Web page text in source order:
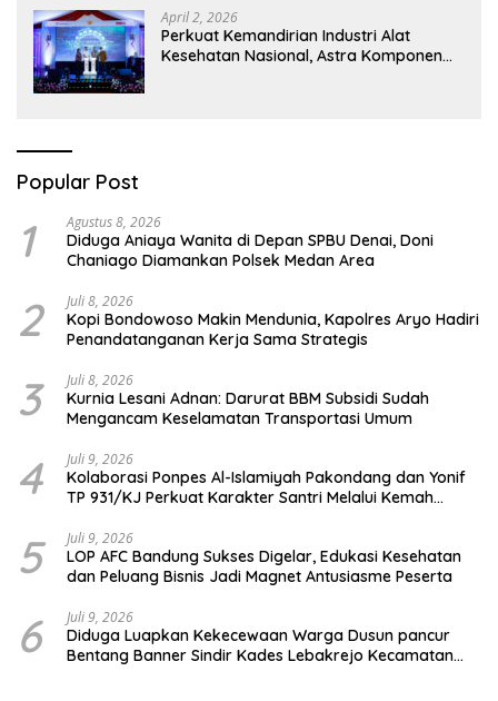
April 2, 2026
Perkuat Kemandirian Industri Alat
Kesehatan Nasional, Astra Komponen
Popular Post
1 Agustus 8, 2026
Diduga Aniaya Wanita di Depan SPBU Denai, Doni
Chaniago Diamankan Polsek Medan Area
2 Juli 8, 2026
Kopi Bondowoso Makin Mendunia, Kapolres Aryo Hadiri
Penandatanganan Kerja Sama Strategis
3 Juli 8, 2026
Kurnia Lesani Adnan: Darurat BBM Subsidi Sudah
Mengancam Keselamatan Transportasi Umum
4 Juli 9, 2026
Kolaborasi Ponpes Al-Islamiyah Pakondang dan Yonif
TP 931/KJ Perkuat Karakter Santri Melalui Kemah
5 Juli 9, 2026
LOP AFC Bandung Sukses Digelar, Edukasi Kesehatan
dan Peluang Bisnis Jadi Magnet Antusiasme Peserta
6 Juli 9, 2026
Diduga Luapkan Kekecewaan Warga Dusun pancur
Bentang Banner Sindir Kades Lebakrejo Kecamatan